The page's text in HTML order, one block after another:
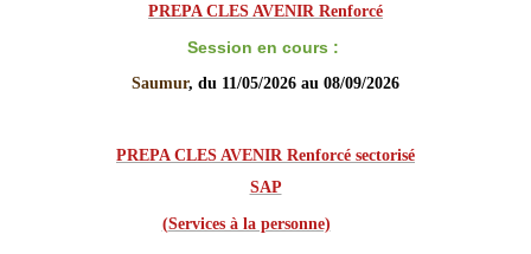
PREPA CLES AVENIR Renforcé
Session en cours :
Saumur, du 11/05/2026 au 08/09/2026
PREPA CLES AVENIR Renforcé sectorisé
SAP
(Services à la personne)